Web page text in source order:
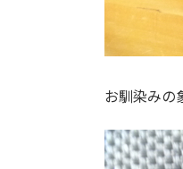
お馴染みの